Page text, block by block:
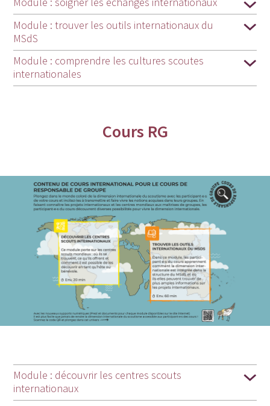
Module : trouver les outils internationaux du
MSdS
Module : comprendre les cultures scoutes
internationales
Cours RG
Module : découvrir les centres scouts
internationaux